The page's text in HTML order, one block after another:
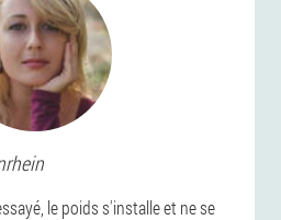
le poids s'installe et ne se